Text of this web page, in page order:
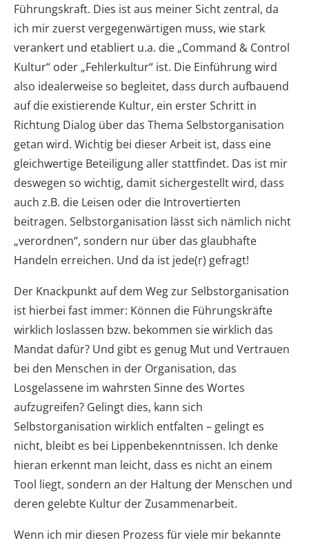
Führungskraft. Dies ist aus meiner Sicht zentral, da
ich mir zuerst vergegenwärtigen muss, wie stark
verankert und etabliert u.a. die „Command & Control
Kultur“ oder „Fehlerkultur“ ist. Die Einführung wird
also idealerweise so begleitet, dass durch aufbauend
auf die existierende Kultur, ein erster Schritt in
Richtung Dialog über das Thema Selbstorganisation
getan wird. Wichtig bei dieser Arbeit ist, dass eine
gleichwertige Beteiligung aller stattfindet. Das ist mir
deswegen so wichtig, damit sichergestellt wird, dass
auch z.B. die Leisen oder die Introvertierten
beitragen. Selbstorganisation lässt sich nämlich nicht
„verordnen“, sondern nur über das glaubhafte
Handeln erreichen. Und da ist jede(r) gefragt!
Der Knackpunkt auf dem Weg zur Selbstorganisation
ist hierbei fast immer: Können die Führungskräfte
wirklich loslassen bzw. bekommen sie wirklich das
Mandat dafür? Und gibt es genug Mut und Vertrauen
bei den Menschen in der Organisation, das
Losgelassene im wahrsten Sinne des Wortes
aufzugreifen? Gelingt dies, kann sich
Selbstorganisation wirklich entfalten – gelingt es
nicht, bleibt es bei Lippenbekenntnissen. Ich denke
hieran erkennt man leicht, dass es nicht an einem
Tool liegt, sondern an der Haltung der Menschen und
deren gelebte Kultur der Zusammenarbeit.
Wenn ich mir diesen Prozess für viele mir bekannte